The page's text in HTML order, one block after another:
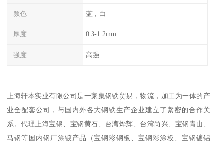
颜色 蓝，白
厚度 0.3-1.2mm
强度 高强
上海轩本实业有限公司是一家集钢铁贸易，物流，加工为一体的产
业全配套公司，与国内外各大钢铁生产企业建立了紧密的合作关
系。代理上海宝钢、宝钢黄石、台湾烨辉、台湾尚兴、宝钢青山、
马钢等国内钢厂涂镀产品（宝钢彩钢板、宝钢彩涂板、宝钢镀铝